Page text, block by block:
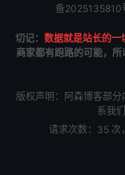
备2025135810
切记： 数据就是站长的一
商家都有跑路的可能，
版权声明：阿森博客部
系我
请求次数：35 次